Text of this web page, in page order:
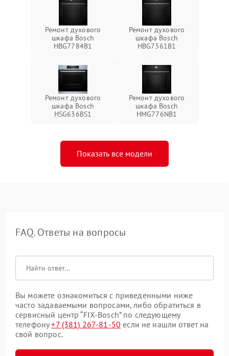
Ремонт духового
шкафа Bosch
HBG7784B1
Ремонт духового
шкафа Bosch
HBG7361B1
Ремонт духового
шкафа Bosch
HSG636BS1
Ремонт духового
шкафа Bosch
HMG776NB1
Показать все модели
FAQ. Ответы на вопросы
Вы можете ознакомиться с приведенными ниже
часто задаваемыми вопросами, либо обратиться в
сервисный центр “FIX-Bosch” по следующему
телефону+7 (381) 267-81-50 если не нашли ответ на
свой вопрос.